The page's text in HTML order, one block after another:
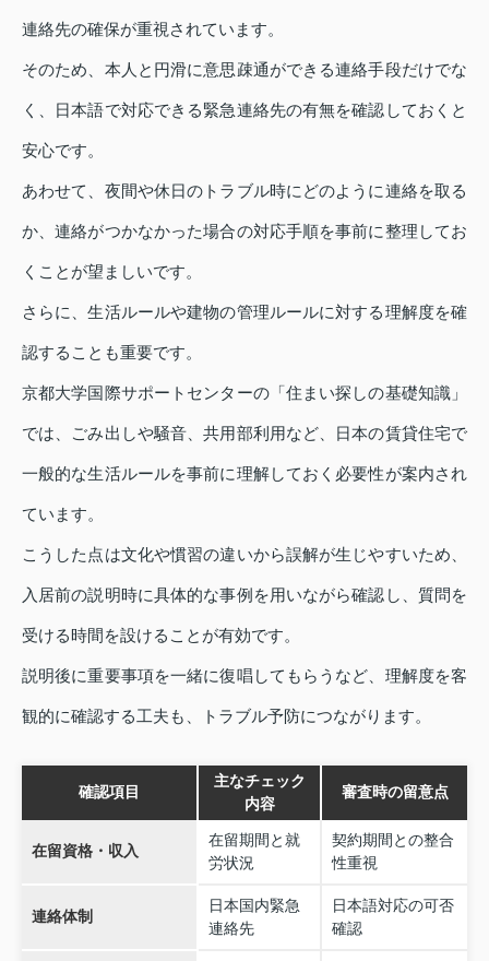
連絡先の確保が重視されています。
そのため、本人と円滑に意思疎通ができる連絡手段だけでな
く、日本語で対応できる緊急連絡先の有無を確認しておくと
安心です。
あわせて、夜間や休日のトラブル時にどのように連絡を取る
か、連絡がつかなかった場合の対応手順を事前に整理してお
くことが望ましいです。
さらに、生活ルールや建物の管理ルールに対する理解度を確
認することも重要です。
京都大学国際サポートセンターの「住まい探しの基礎知識」
では、ごみ出しや騒音、共用部利用など、日本の賃貸住宅で
一般的な生活ルールを事前に理解しておく必要性が案内され
ています。
こうした点は文化や慣習の違いから誤解が生じやすいため、
入居前の説明時に具体的な事例を用いながら確認し、質問を
受ける時間を設けることが有効です。
説明後に重要事項を一緒に復唱してもらうなど、理解度を客
観的に確認する工夫も、トラブル予防につながります。
確認項目
主なチェック
内容
審査時の留意点
在留資格・収入
在留期間と就
労状況
契約期間との整合
性重視
連絡体制
日本国内緊急
連絡先
日本語対応の可否
確認